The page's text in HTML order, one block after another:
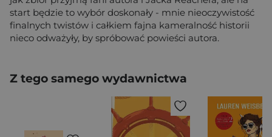
start będzie to wybór doskonały - mnie nieoczywistość
finalnych twistów i całkiem fajna kameralność historii
nieco odważyły, by spróbować powieści autora.
Z tego samego wydawnictwa